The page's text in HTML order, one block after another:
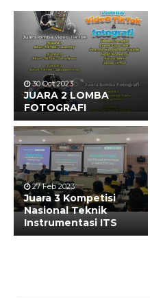
30 Oct 2023
JUARA 2 LOMBA
FOTOGRAFI
27 Feb 2023
Juara 3 Kompetisi
Nasional Teknik
Instrumentasi ITS